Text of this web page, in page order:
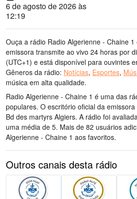
6 de agosto de 2026 às
12:19
Ouça a rádio Radio Algerienne - Chaine
emissora transmite ao vivo 24 horas por
(UTC+1) e está disponível para ouvintes
Gêneros da rádio: Notícias, Esportes,
música em alta qualidade.
Radio Algerienne - Chaine 1 é uma das
populares. O escritório oficial da
Bd des martyrs Algiers. A rádio foi
uma média de 5. Mais de 82 usuários
Algerienne - Chaine 1 aos favoritos.
Outros canais desta rádio